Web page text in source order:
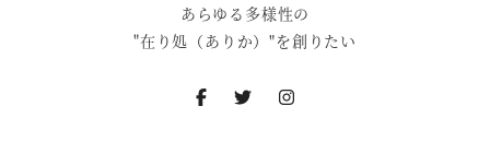
あらゆる多様性の
"在り処（ありか）"を創りたい